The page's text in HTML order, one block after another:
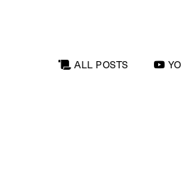
ALL POSTS